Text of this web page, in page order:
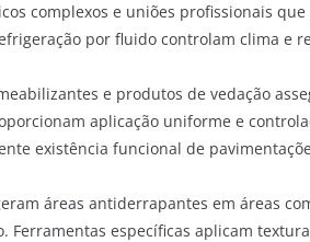
complexos e uniões profissionais
por fluido controlam clima e
e produtos de vedação
aplicação uniforme e
existência funcional de
áreas antiderrapantes em áreas
Ferramentas específicas aplicam